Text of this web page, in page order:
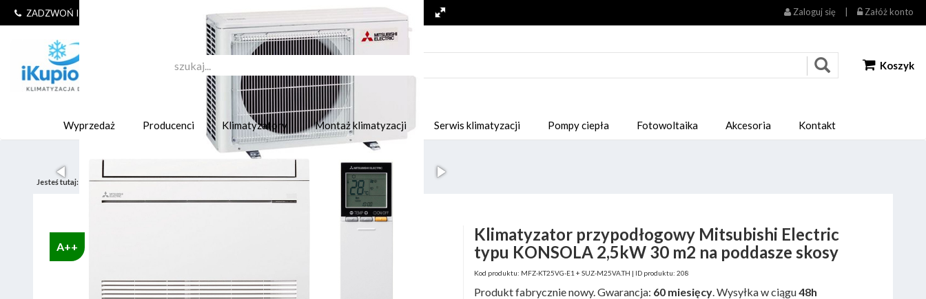
ZADZWOŃ I ZAMÓW! Zaloguj się Załóż konto
Koszyk
Wyprzedaż Producenci Klimatyzatory Montaż klimatyzacji Serwis klimatyzacji Pompy ciepła Fotowoltaika Akcesoria Kontakt
Jesteś tutaj: Start Klimatyzatory ścienne split
A++
Klimatyzator przypodłogowy Mitsubishi Electric
typu KONSOLA 2,5kW 30 m2 na poddasze skosy
Kod produktu: MFZ-KT25VG-E1 + SUZ-M25VA.TH | ID produktu: 208
Produkt fabrycznie nowy. Gwarancja: 60 miesięcy . Wysyłka w ciągu48h